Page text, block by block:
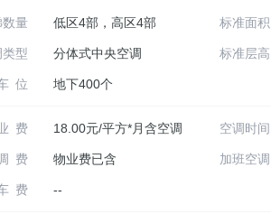
数量 低区4部，高区4部 标准面积
类型 分体式中央空调 标准层高
位 地下400个
费 18.00元/平方*月含空调 空调时间
费 物业费已含 加班空调
费 --